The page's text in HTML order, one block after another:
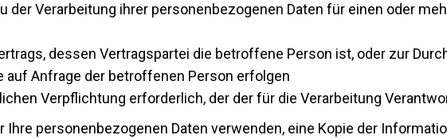
der Verarbeitung ihrer personenbezogenen Daten für einen oder
dessen Vertragspartei die betroffene Person ist, oder zur
Anfrage der betroffenen Person erfolgen
Verpflichtung erforderlich, der der für die Verarbeitung
personenbezogenen Daten verwenden, eine Kopie der